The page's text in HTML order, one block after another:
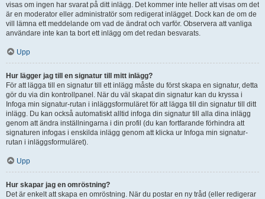
visas om ingen har svarat på ditt inlägg. Det kommer inte heller att visas om det
är en moderator eller administratör som redigerat inlägget. Dock kan de om de
vill lämna ett meddelande om vad de ändrat och varför. Observera att vanliga
användare inte kan ta bort ett inlägg om det redan besvarats.
Upp
Hur lägger jag till en signatur till mitt inlägg?
För att lägga till en signatur till ett inlägg måste du först skapa en signatur, detta
gör du via din kontrollpanel. När du väl skapat din signatur kan du kryssa i
Infoga min signatur-rutan i inläggsformuläret för att lägga till din signatur till ditt
inlägg. Du kan också automatiskt alltid infoga din signatur till alla dina inlägg
genom att ändra inställningarna i din profil (du kan fortfarande förhindra att
signaturen infogas i enskilda inlägg genom att klicka ur Infoga min signatur-
rutan i inläggsformuläret).
Upp
Hur skapar jag en omröstning?
Det är enkelt att skapa en omröstning. När du postar en ny tråd (eller redigerar